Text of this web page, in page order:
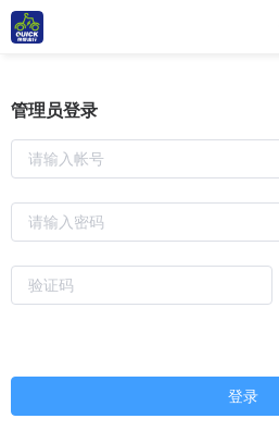
管理员登录
登录